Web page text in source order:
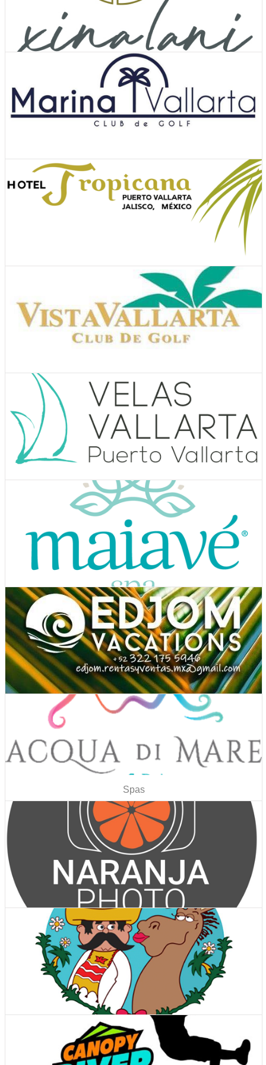
Ver Cupones
Hoteles
Ver Cupones
Hoteles
Ver Cupones
Actividades y tours
Ver Cupones
Hoteles
Ver Cupones
Spas
Ver Cupones
Agencias de Viaje
Ver Cupones
Spas
Ver Cupones
Actividades y tours
Ver Cupones